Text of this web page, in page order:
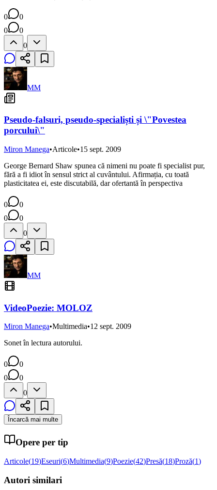
0
0
0
0
0
MM
Pseudo-falsuri, pseudo-specialiști și \"Povestea
porcului\"
Miron Manega•Articole•15 sept. 2009
George Bernard Shaw spunea că nimeni nu poate fi specialist pur,
fără a fi idiot în sensul strict al cuvântului. Afirmația, cu toată
plasticitatea ei, este discutabilă, dar ofertantă în perspectiva
0
0
0
0
0
MM
VideoPoezie: MOLOZ
Miron Manega•Multimedia•12 sept. 2009
Sonet în lectura autorului.
0
0
0
0
0
Încarcă mai multe
Opere per tip
Articole(19)Eseuri(6)Multimedia(9)Poezie(42)Presă(18)Proză(1)
Autori similari